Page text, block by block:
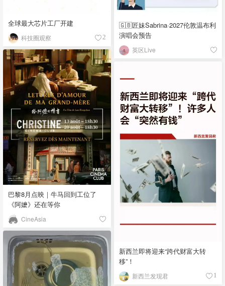
全球最大芯片工厂开建
科技圈观察 2
🇬🇧匠妹Sabrina·2027伦敦温布利
演唱会预告
英区Live
巴黎8月点映｜牛马回到工位了
《阿嬷》还在等你
CineAsia
新西兰即将迎来“跨代财富大转
移”！
新西兰发现君 1